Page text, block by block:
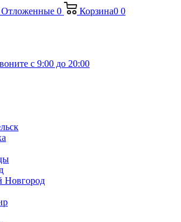
Отложенные 0 Корзина0 0
с 9:00 до 20:00
Новгород